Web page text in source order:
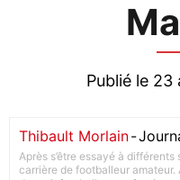
Publié le 23
Thibault Morlain-
Après s’être essayé à
carrière de footballeur